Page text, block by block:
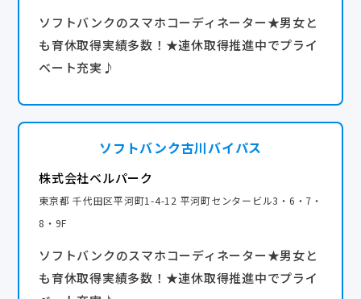
◇連休取得を推進中◇
多くのメンバーが連休を活用し、趣味、家族との時間
を満喫しています。
【年間休日】
ソフトバンクのスマホコーディネーター★男女と
も育休取得実績多数！★連休取得推進中でプライ
ベート充実♪
ソフトバンク古川バイパス
株式会社ベルパーク
東京都 千代田区平河町1-4-12 平河町センタービル3・6・7・
8・9F
ソフトバンクのスマホコーディネーター★男女と
も育休取得実績多数！★連休取得推進中でプライ